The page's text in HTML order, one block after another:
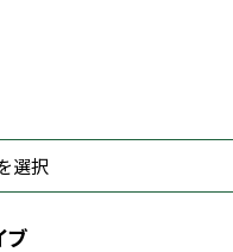
ブ